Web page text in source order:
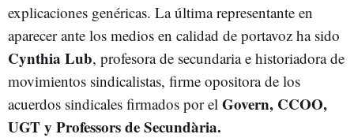
explicaciones genéricas. La última representante en
aparecer ante los medios en calidad de portavoz ha sido
Cynthia Lub, profesora de secundaria e historiadora de
movimientos sindicalistas, firme opositora de los
acuerdos sindicales firmados por el Govern, CCOO,
UGT y Professors de Secundària.